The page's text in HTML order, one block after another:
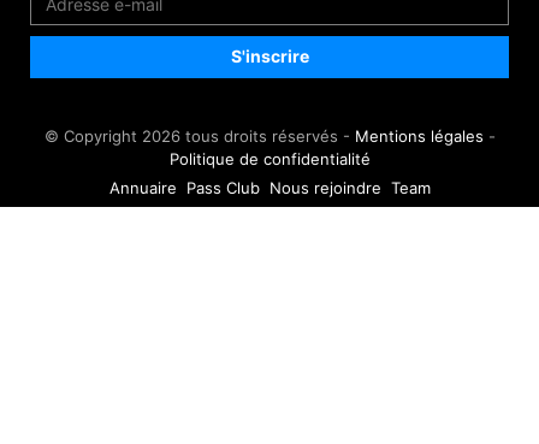
© Copyright 2026 tous droits réservés - Mentions légales -
Politique de confidentialité
Annuaire
Pass Club Nous rejoindre Team